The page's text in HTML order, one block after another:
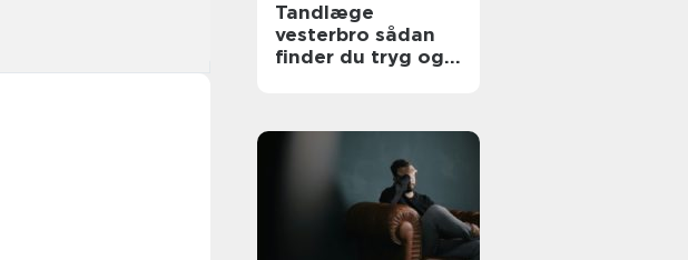
Tandlæge
vesterbro sådan
finder du tryg og